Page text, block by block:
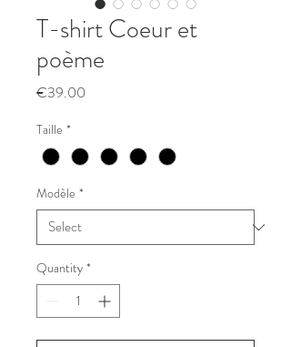
T-shirt Coeur et
poème
€39.00
Taille *
Modèle *
Quantity *